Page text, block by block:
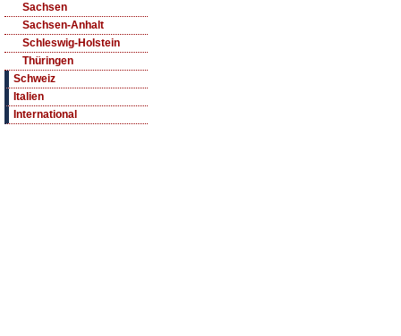
Sachsen
Sachsen-Anhalt
Schleswig-Holstein
Thüringen
Schweiz
Italien
International